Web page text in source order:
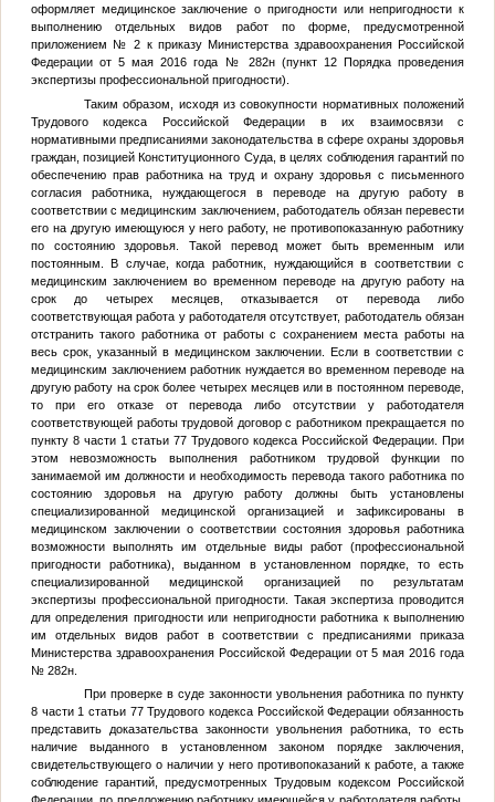
оформляет медицинское заключение о пригодности или непригодности к
выполнению отдельных видов работ по форме, предусмотренной
приложением № 2 к приказу Министерства здравоохранения Российской
Федерации от 5 мая 2016 года № 282н (пункт 12 Порядка проведения
экспертизы профессиональной пригодности).
Таким образом, исходя из совокупности нормативных положений
Трудового кодекса Российской Федерации в их взаимосвязи с
нормативными предписаниями законодательства в сфере охраны здоровья
граждан, позицией Конституционного Суда, в целях соблюдения гарантий по
обеспечению прав работника на труд и охрану здоровья с письменного
согласия работника, нуждающегося в переводе на другую работу в
соответствии с медицинским заключением, работодатель обязан перевести
его на другую имеющуюся у него работу, не противопоказанную работнику
по состоянию здоровья. Такой перевод может быть временным или
постоянным. В случае, когда работник, нуждающийся в соответствии с
медицинским заключением во временном переводе на другую работу на
срок до четырех месяцев, отказывается от перевода либо
соответствующая работа у работодателя отсутствует, работодатель обязан
отстранить такого работника от работы с сохранением места работы на
весь срок, указанный в медицинском заключении. Если в соответствии с
медицинским заключением работник нуждается во временном переводе на
другую работу на срок более четырех месяцев или в постоянном переводе,
то при его отказе от перевода либо отсутствии у работодателя
соответствующей работы трудовой договор с работником прекращается по
пункту 8 части 1 статьи 77 Трудового кодекса Российской Федерации. При
этом невозможность выполнения работником трудовой функции по
занимаемой им должности и необходимость перевода такого работника по
состоянию здоровья на другую работу должны быть установлены
специализированной медицинской организацией и зафиксированы в
медицинском заключении о соответствии состояния здоровья работника
возможности выполнять им отдельные виды работ (профессиональной
пригодности работника), выданном в установленном порядке, то есть
специализированной медицинской организацией по результатам
экспертизы профессиональной пригодности. Такая экспертиза проводится
для определения пригодности или непригодности работника к выполнению
им отдельных видов работ в соответствии с предписаниями приказа
Министерства здравоохранения Российской Федерации от 5 мая 2016 года
№ 282н.
При проверке в суде законности увольнения работника по пункту
8 части 1 статьи 77 Трудового кодекса Российской Федерации обязанность
представить доказательства законности увольнения работника, то есть
наличие выданного в установленном законом порядке заключения,
свидетельствующего о наличии у него противопоказаний к работе, а также
соблюдение гарантий, предусмотренных Трудовым кодексом Российской